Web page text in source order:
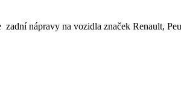
nápravy na vozidla značek Renault,